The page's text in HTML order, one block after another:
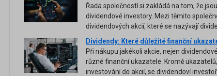
Řada společností si zakládá na tom, že
dividendové investory. Mezi těmito
dividendových akcií, které se nazývají
Dividendy: Které důležité finanční
Při nákupu jakékoli akcie, nejen
různé finanční ukazatele. Kromě
investování do akcií, se dividendoví